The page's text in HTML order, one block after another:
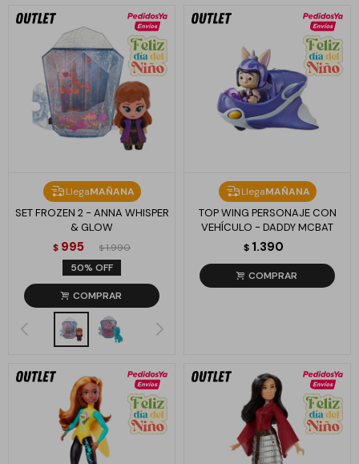
LlegaMAÑANA
SET FROZEN 2 - ANNA WHISPER
& GLOW
$ 995 $ 1.990
50
LlegaMAÑANA
TOP WING PERSONAJE CON
VEHÍCULO - DADDY MCBAT
$ 1.390